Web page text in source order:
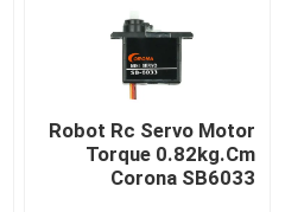
Robot Rc Servo Motor
Torque 0.82kg.Cm
Corona SB6033